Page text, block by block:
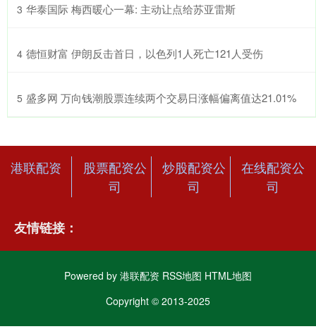
3 ​华泰国际 梅西暖心一幕: 主动让点给苏亚雷斯
4 ​德恒财富 伊朗反击首日，以色列1人死亡121人受伤
5 ​盛多网 万向钱潮股票连续两个交易日涨幅偏离值达21.01%
港联配资
股票配资公
司
炒股配资公
司
在线配资公
司
友情链接：
Powered by 港联配资 RSS地图 HTML地图
Copyright © 2013-2025